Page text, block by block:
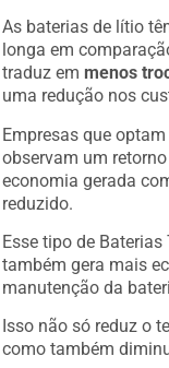
As baterias de lítio
longa em
traduz em menos
uma redução nos
Empresas que
observam um
economia gerada
reduzido.
Esse tipo de
também gera mais
manutenção da
Isso não só reduz o
como também